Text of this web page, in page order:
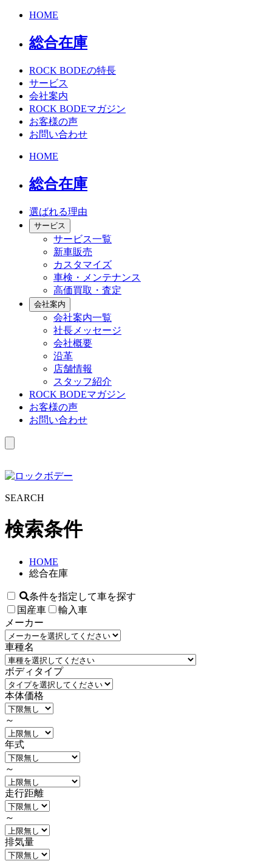
HOME
総合在庫
ROCK BODEの特長
サービス
会社案内
ROCK BODEマガジン
お客様の声
お問い合わせ
HOME
総合在庫
選ばれる理由
サービス
サービス一覧
新車販売
カスタマイズ
車検・メンテナンス
高価買取・査定
会社案内
会社案内一覧
社長メッセージ
会社概要
沿革
店舗情報
スタッフ紹介
ROCK BODEマガジン
お客様の声
お問い合わせ
SEARCH
検索条件
HOME
総合在庫
条件を指定して車を探す
国産車
輸入車
メーカー
車種名
ボディタイプ
本体価格
～
年式
～
走行距離
～
排気量